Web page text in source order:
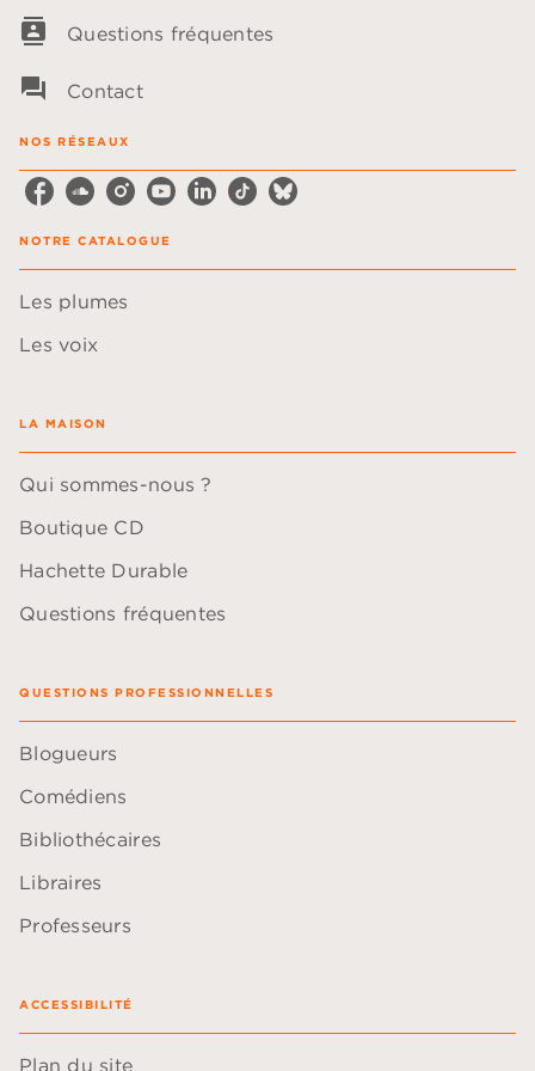
contacts Questions fréquentes
question_answer Contact
NOS RÉSEAUX
NOTRE CATALOGUE
Les plumes
Les voix
LA MAISON
Qui sommes-nous ?
Boutique CD
Hachette Durable
Questions fréquentes
QUESTIONS PROFESSIONNELLES
Blogueurs
Comédiens
Bibliothécaires
Libraires
Professeurs
ACCESSIBILITÉ
Plan du site